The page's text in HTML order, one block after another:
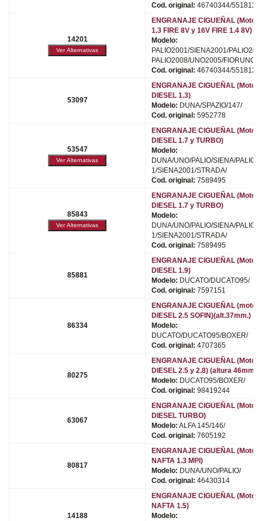
Cod. original: 46740344/
14201
ENGRANAJE CIGUEÑAL (Motor
1.3 FIRE 8V y 16V FIRE 1.4 8V)
Modelo:
PALIO2001/SIENA2001/
PALIO2008/UNO2005/FIORUNO/
Cod. original: 46740344/
53097
ENGRANAJE CIGUEÑAL (Motor
DIESEL 1.3)
Modelo: DUNA/SPAZIO/147/
Cod. original: 5952778
53547
ENGRANAJE CIGUEÑAL (Motor
DIESEL 1.7 y TURBO)
Modelo:
DUNA/UNO/PALIO/SIENA/
1/SIENA2001/STRADA/
Cod. original: 7589495
85843
ENGRANAJE CIGUEÑAL (Motor
DIESEL 1.7 y TURBO)
Modelo:
DUNA/UNO/PALIO/SIENA/
1/SIENA2001/STRADA/
Cod. original: 7589495
85881
ENGRANAJE CIGUEÑAL (Motor
DIESEL 1.9)
Modelo: DUCATO/DUCATO95/
Cod. original: 7597151
86334
ENGRANAJE CIGUEÑAL (motor
DIESEL 2.5 SOFIN)(alt.37mm.)
Modelo:
DUCATO/DUCATO95/BOXER/
Cod. original: 4707365
80275
ENGRANAJE CIGUEÑAL (Motor
DIESEL 2.5 y 2.8) (altura 46mm)
Modelo: DUCATO95/BOXER/
Cod. original: 98419244
63067
ENGRANAJE CIGUEÑAL (Motor
DIESEL TURBO)
Modelo: ALFA 145/146/
Cod. original: 7605192
80817
ENGRANAJE CIGUEÑAL (Motor
NAFTA 1.3 MPI)
Modelo: DUNA/UNO/PALIO/
Cod. original: 46430314
14188
ENGRANAJE CIGUEÑAL (Motor
NAFTA 1.5)
Modelo: